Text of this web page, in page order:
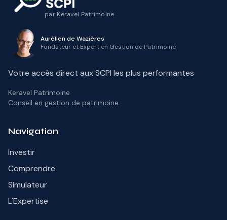
par Keravel Patrimoine
Aurélien de Wazières
Fondateur et Expert en Gestion de Patrimoine
Votre accès direct aux SCPI les plus performantes
Keravel Patrimoine
Conseil en gestion de patrimoine
Navigation
Investir
Comprendre
Simulateur
L'Expertise